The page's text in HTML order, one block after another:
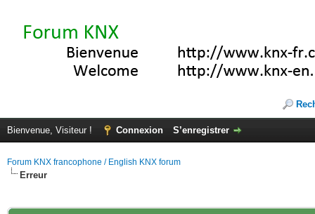
Bienvenue, Visiteur ! Connexion S’enregistrer
Forum KNX francophone / English KNX forum
Erreur